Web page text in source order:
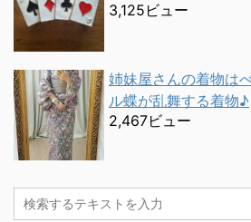
3,125ビュー
姉妹屋さんの着物は
ル蝶が乱舞する着物♪
2,467ビュー